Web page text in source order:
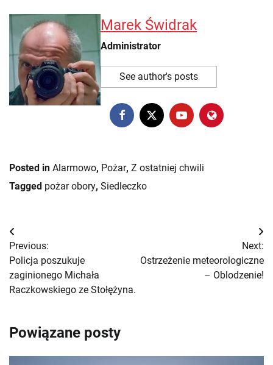
Marek Świdrak
Administrator
See author's posts
Posted in Alarmowo, Pożar, Z ostatniej chwili
Tagged pożar obory, Siedleczko
Nawigacja
wpisu
Previous:
Policja poszukuje
zaginionego Michała
Raczkowskiego ze Stołężyna.
Next:
Ostrzeżenie meteorologiczne
– Oblodzenie!
Powiązane posty